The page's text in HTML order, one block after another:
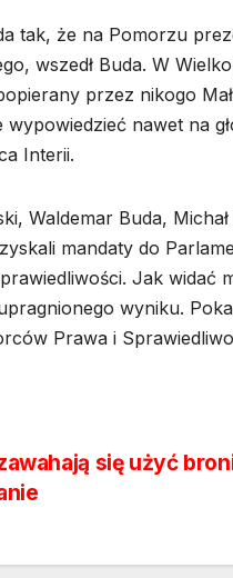
tak, że na Pomorzu
wszedł Buda. W
przez nikogo
nawet na
Interii.
Waldemar Buda,
mandaty do
Jak widać
wyniku.
Prawa i
się użyć